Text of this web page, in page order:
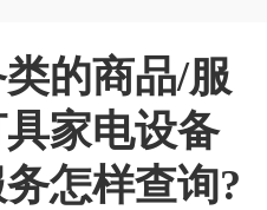
的商品/服
家电设备
怎样查询?